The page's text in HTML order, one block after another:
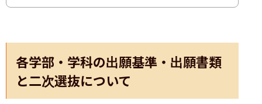
各学部・学科の出願基準・出願書類
と二次選抜について